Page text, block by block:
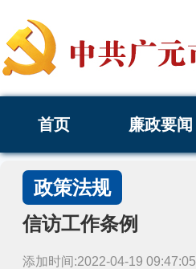
首页 廉政要闻
政策法规
信访工作条例
添加时间:2022-04-19 09:47:05